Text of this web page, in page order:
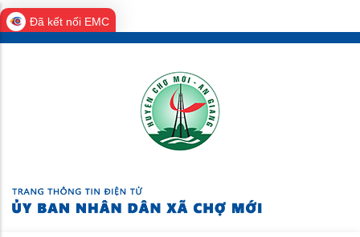
Đã kết nối EMC
Skip